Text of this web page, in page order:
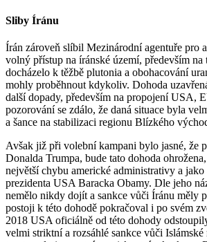
Sliby Íránu
Írán zároveň slíbil Mezinárodní agentuře pro
volný přístup na íránské území, především na
docházelo k těžbě plutonia a obohacování
mohly proběhnout kdykoliv. Dohoda
další dopady, především na propojení USA,
pozorování se zdálo, že daná situace byla
a šance na stabilizaci regionu Blízkého
Avšak již při volební kampani bylo jasné, že
Donalda Trumpa, bude tato dohoda
největší chybu americké administrativy a
prezidenta USA Baracka Obamy. Dle jeho
nemělo nikdy dojít a sankce vůči Íránu měly
postoji k této dohodě pokračoval i po svém
2018 USA oficiálně od této dohody
velmi striktní a rozsáhlé sankce vůči